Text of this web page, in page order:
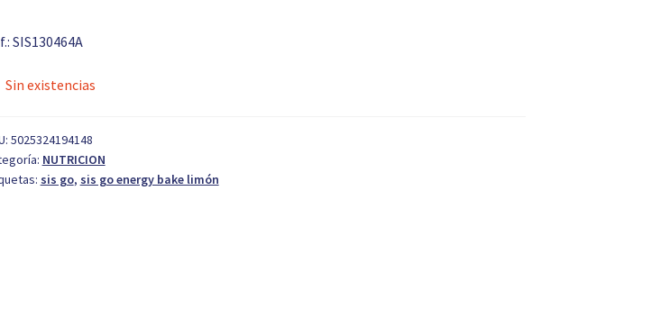
SIS130464A
Sin existencias
5025324194148
NUTRICION
sis go, sis go energy bake limón